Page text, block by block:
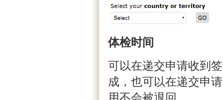
体检时间
可以在递交申请收到
成，也可以在递交申